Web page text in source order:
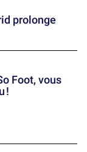
prolonge
Foot, vous
!